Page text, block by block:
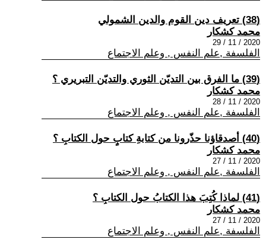
(38) تعريف دين القوم والدين الشمولي
محمد كشكار
2020 / 11 / 29
الفلسفة ,علم النفس , وعلم الاجتماع
(39) ما الفرق بين التديّن الثوري والتديّن التبريري ؟
محمد كشكار
2020 / 11 / 28
الفلسفة ,علم النفس , وعلم الاجتماع
(40) أصدقاؤنا حذّرونا من كتابةِ كتابٍ حول الكتابِ ؟
محمد كشكار
2020 / 11 / 27
الفلسفة ,علم النفس , وعلم الاجتماع
(41) لماذا كُتِبَ هذا الكتابُ حول الكتابِ ؟
محمد كشكار
2020 / 11 / 27
الفلسفة ,علم النفس , وعلم الاجتماع